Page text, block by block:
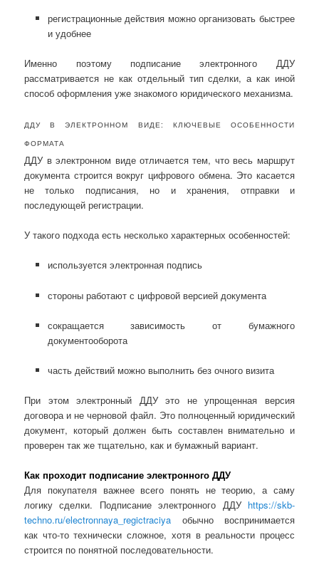
регистрационные действия можно организовать быстрее
и удобнее
Именно поэтому подписание электронного ДДУ
рассматривается не как отдельный тип сделки, а как иной
способ оформления уже знакомого юридического механизма.
ДДУ В ЭЛЕКТРОННОМ ВИДЕ: КЛЮЧЕВЫЕ ОСОБЕННОСТИ
ФОРМАТА
ДДУ в электронном виде отличается тем, что весь маршрут
документа строится вокруг цифрового обмена. Это касается
не только подписания, но и хранения, отправки и
последующей регистрации.
У такого подхода есть несколько характерных особенностей:
используется электронная подпись
стороны работают с цифровой версией документа
сокращается зависимость от бумажного
документооборота
часть действий можно выполнить без очного визита
При этом электронный ДДУ это не упрощенная версия
договора и не черновой файл. Это полноценный юридический
документ, который должен быть составлен внимательно и
проверен так же тщательно, как и бумажный вариант.
Как проходит подписание электронного ДДУ
Для покупателя важнее всего понять не теорию, а саму
логику сделки. Подписание электронного ДДУ https://skb-
techno.ru/electronnaya_regictraciya обычно воспринимается
как что-то технически сложное, хотя в реальности процесс
строится по понятной последовательности.